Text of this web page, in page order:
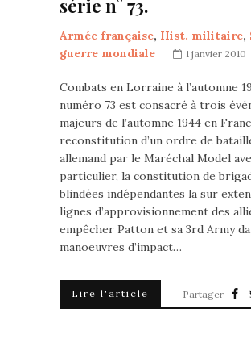
série n° 73.
Armée française, Hist. militaire,
guerre mondiale
1 janvier 2010
Combats en Lorraine à l’automne
numéro 73 est consacré à trois
majeurs de l’automne 1944 en
reconstitution d’un ordre de
allemand par le Maréchal Model
particulier, la constitution de
blindées indépendantes la sur
lignes d’approvisionnement des
empêcher Patton et sa 3rd Army
manoeuvres d’impact…
Lire l'article Partager